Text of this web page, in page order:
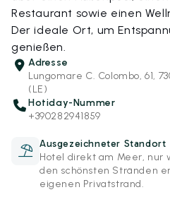
Restaurant sowie einen
Der ideale Ort, um
genießen.
Adresse
Lungomare C. Colombo, 61,
(LE)
Hotiday-Nummer
+390282941859
Ausgezeichneter Standort
Hotel direkt am Meer, nur
den schönsten Stränden
eigenen Privatstrand.